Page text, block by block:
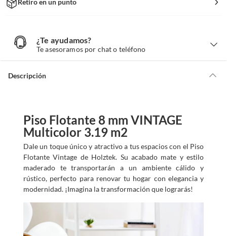
Retiro en un punto
¿Te ayudamos?
Te asesoramos por chat o teléfono
y
a
Descripción
Piso Flotante 8 mm VINTAGE
Multicolor 3.19 m2
Dale un toque único y atractivo a tus espacios con el Piso
Flotante Vintage de Holztek. Su acabado mate y estilo
maderado te transportarán a un ambiente cálido y
rústico, perfecto para renovar tu hogar con elegancia y
modernidad. ¡Imagina la transformación que lograrás!